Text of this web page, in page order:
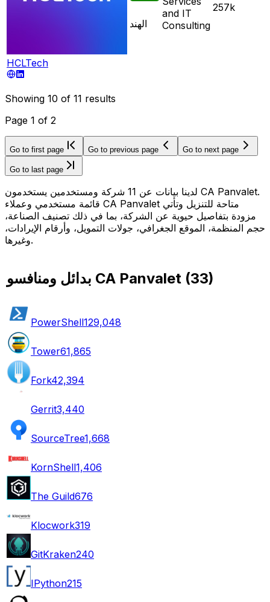
HCLTech
الهند
and IT
Consulting
257k
Showing 10 of 11 results
Page 1 of 2
Go to first page Go to previous page Go to next page
Go to last page
لدينا بيانات عن 11 شركة ومستخدمين يستخدمون CA Panvalet.
قائمة مستخدمي وعملاء CA Panvalet متاحة للتنزيل وتأتي
مزودة بتفاصيل حيوية عن الشركة، بما في ذلك تصنيف الصناعة،
حجم المنظمة، الموقع الجغرافي، جولات التمويل، وأرقام الإيرادات،
وغيرها.
بدائل ومنافسو CA Panvalet (33)
PowerShell129,048
Tower61,865
Fork42,394
Gerrit3,440
SourceTree1,668
KornShell1,406
The Guild676
Klocwork319
GitKraken240
IPython215